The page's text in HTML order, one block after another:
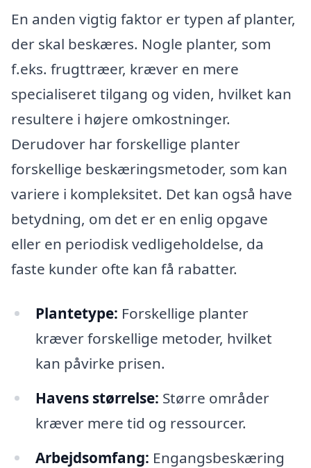
En anden vigtig faktor er typen af planter,
der skal beskæres. Nogle planter, som
f.eks. frugttræer, kræver en mere
specialiseret tilgang og viden, hvilket kan
resultere i højere omkostninger.
Derudover har forskellige planter
forskellige beskæringsmetoder, som kan
variere i kompleksitet. Det kan også have
betydning, om det er en enlig opgave
eller en periodisk vedligeholdelse, da
faste kunder ofte kan få rabatter.
Plantetype: Forskellige planter
kræver forskellige metoder, hvilket
kan påvirke prisen.
Havens størrelse: Større områder
kræver mere tid og ressourcer.
Arbejdsomfang: Engangsbeskæring